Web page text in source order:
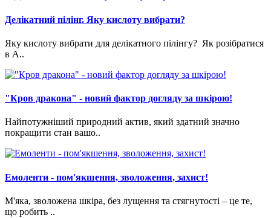
Делікатний пілінг. Яку кислоту вибрати?
Яку кислоту вибрати для делікатного пілінгу? Як розібратися
в A..
"Кров дракона" - новий фактор догляду за шкірою!
Найпотужніший природний актив, який здатний значно
покращити стан вашо..
Емоленти - пом'якшення, зволоження, захист!
М'яка, зволожена шкіра, без лущення та стягнутості – це те,
що робить ..